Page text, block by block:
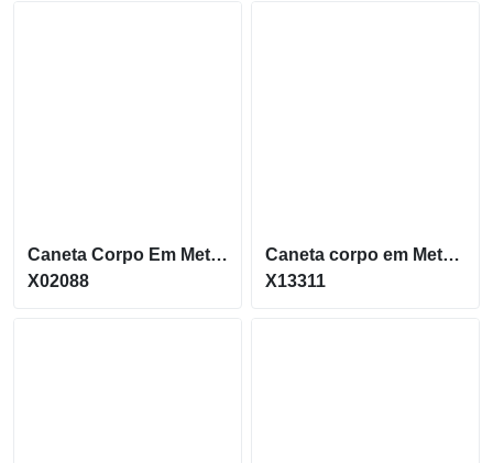
Caneta Corpo Em Metal Com Ponteira Touch E Acionamento Por Clique X02088
X02088
Caneta corpo em Metal com Ponteira Touch Screen X13311
X13311